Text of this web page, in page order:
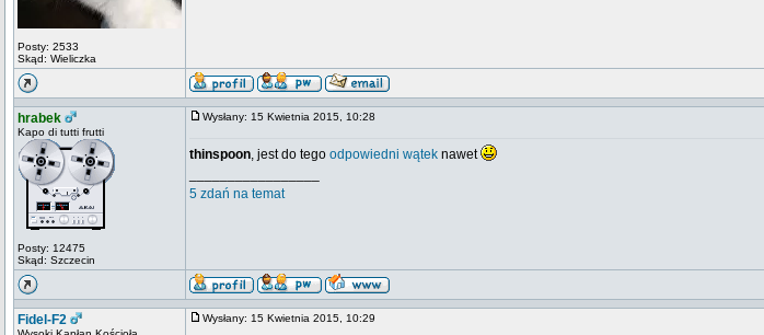
Posty: 2533
Skąd: Wieliczka
hrabek
Kapo di tutti frutti
Posty: 12475
Skąd: Szczecin
Wysłany: 15 Kwietnia 2015, 10:28
thinspoon, jest do tego odpowiedni wątek nawet
5 zdań na temat
Fidel-F2 Wysłany: 15 Kwietnia 2015, 10:29